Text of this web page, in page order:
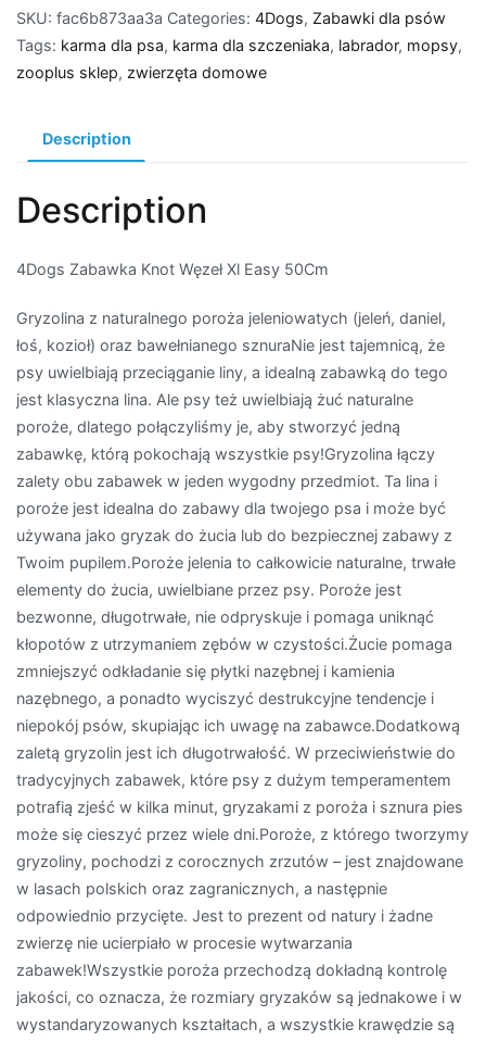
SKU: fac6b873aa3a Categories: 4Dogs, Zabawki dla psów
Tags: karma dla psa, karma dla szczeniaka, labrador, mopsy,
zooplus sklep, zwierzęta domowe
Description
Description
4Dogs Zabawka Knot Węzeł Xl Easy 50Cm
Gryzolina z naturalnego poroża jeleniowatych (jeleń, daniel,
łoś, kozioł) oraz bawełnianego sznuraNie jest tajemnicą, że
psy uwielbiają przeciąganie liny, a idealną zabawką do tego
jest klasyczna lina. Ale psy też uwielbiają żuć naturalne
poroże, dlatego połączyliśmy je, aby stworzyć jedną
zabawkę, którą pokochają wszystkie psy!Gryzolina łączy
zalety obu zabawek w jeden wygodny przedmiot. Ta lina i
poroże jest idealna do zabawy dla twojego psa i może być
używana jako gryzak do żucia lub do bezpiecznej zabawy z
Twoim pupilem.Poroże jelenia to całkowicie naturalne, trwałe
elementy do żucia, uwielbiane przez psy. Poroże jest
bezwonne, długotrwałe, nie odpryskuje i pomaga uniknąć
kłopotów z utrzymaniem zębów w czystości.Żucie pomaga
zmniejszyć odkładanie się płytki nazębnej i kamienia
nazębnego, a ponadto wyciszyć destrukcyjne tendencje i
niepokój psów, skupiając ich uwagę na zabawce.Dodatkową
zaletą gryzolin jest ich długotrwałość. W przeciwieństwie do
tradycyjnych zabawek, które psy z dużym temperamentem
potrafią zjeść w kilka minut, gryzakami z poroża i sznura pies
może się cieszyć przez wiele dni.Poroże, z którego tworzymy
gryzoliny, pochodzi z corocznych zrzutów – jest znajdowane
w lasach polskich oraz zagranicznych, a następnie
odpowiednio przycięte. Jest to prezent od natury i żadne
zwierzę nie ucierpiało w procesie wytwarzania
zabawek!Wszystkie poroża przechodzą dokładną kontrolę
jakości, co oznacza, że rozmiary gryzaków są jednakowe i w
wystandaryzowanych kształtach, a wszystkie krawędzie są